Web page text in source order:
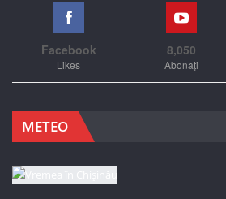
Facebook
Likes
8,050
Abonați
METEO